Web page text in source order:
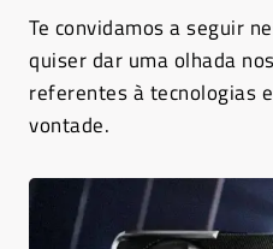
Te convidamos a seguir
quiser dar uma olhada
referentes à tecnologias
vontade.